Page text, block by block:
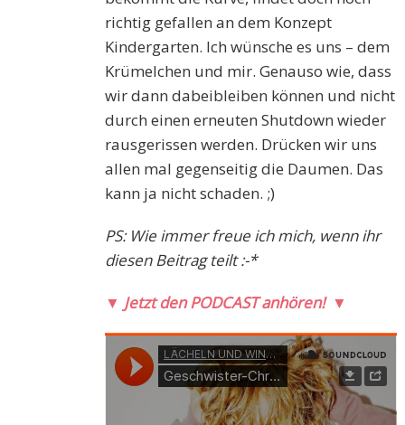
richtig gefallen an dem Konzept
Kindergarten. Ich wünsche es uns – dem
Krümelchen und mir. Genauso wie, dass
wir dann dabeibleiben können und nicht
durch einen erneuten Shutdown wieder
rausgerissen werden. Drücken wir uns
allen mal gegenseitig die Daumen. Das
kann ja nicht schaden. ;)
PS: Wie immer freue ich mich, wenn ihr
diesen Beitrag teilt :-*
▼ Jetzt den PODCAST anhören! ▼